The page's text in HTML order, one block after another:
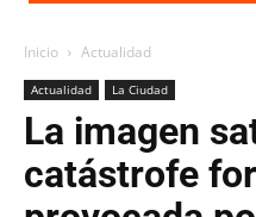
Inicio Actualidad
Actualidad La Ciudad
La imagen
catástrofe